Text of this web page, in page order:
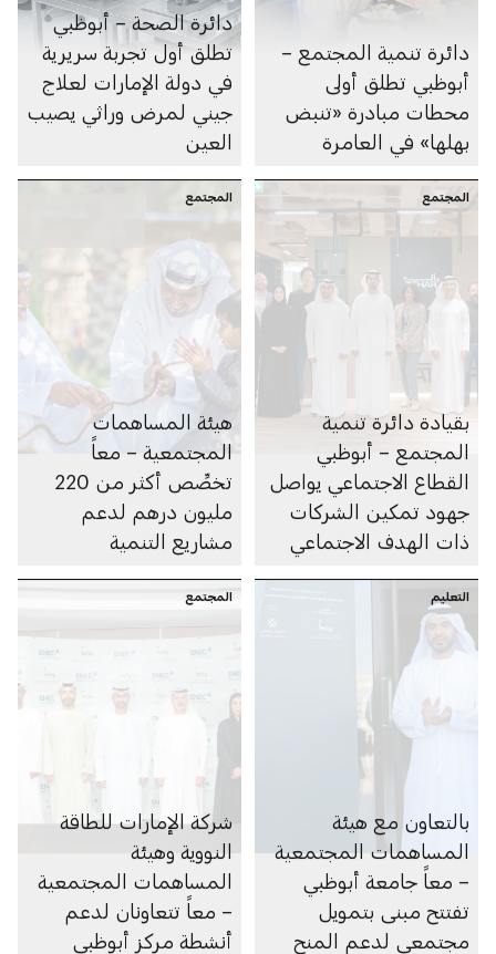
دائرة تنمية المجتمع –
أبوظبي تطلق أولى
محطات مبادرة «تنبض
بهلها» في العامرة
دائرة الصحة – أبوظبي
تطلق أول تجربة سريرية
في دولة الإمارات لعلاج
جيني لمرض وراثي يصيب
العين
المجتمع
بقيادة دائرة تنمية
المجتمع – أبوظبي
القطاع الاجتماعي يواصل
جهود تمكين الشركات
ذات الهدف الاجتماعي
لتحقيق الأثر الاجتماعي
المستدام
المجتمع
هيئة المساهمات
المجتمعية – معاً
تخصِّص أكثر من 220
مليون درهم لدعم
مشاريع التنمية
خلال 2025
التعليم
بالتعاون مع هيئة
المساهمات المجتمعية
– معاً جامعة أبوظبي
تفتتح مبنى بتمويل
مجتمعي لدعم المنح
المجتمع
شركة الإمارات للطاقة
النووية وهيئة
المساهمات المجتمعية
– معاً تتعاونان لدعم
أنشطة مركز أبوظبي